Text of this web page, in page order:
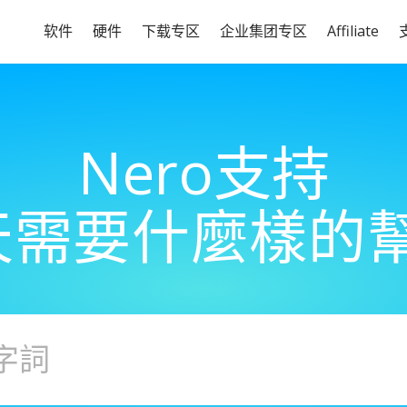
软件 硬件 下载专区 企业集团专区 Affiliate
Nero支持
要什麼樣的